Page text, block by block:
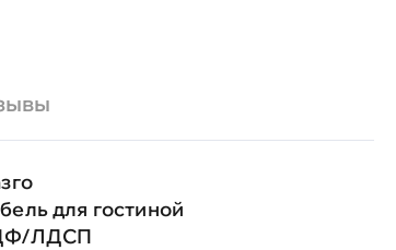
для гостиной
ЛДСП